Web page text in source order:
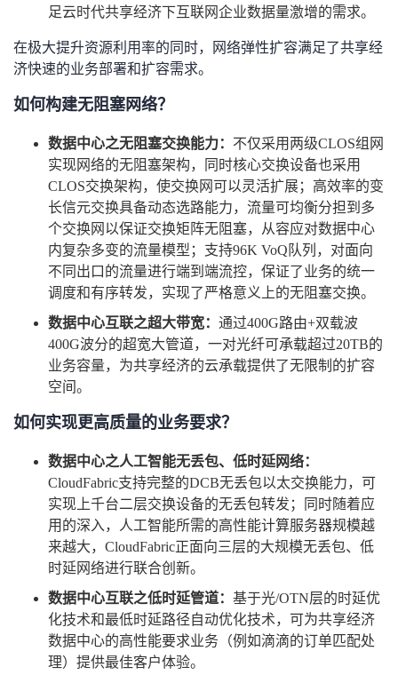
足云时代共享经济下互联网企业数据量激增的需求。
在极大提升资源利用率的同时，网络弹性扩容满足了共享经
济快速的业务部署和扩容需求。
如何构建无阻塞网络？
数据中心之无阻塞交换能力： 不仅采用两级CLOS组网
实现网络的无阻塞架构，同时核心交换设备也采用
CLOS交换架构，使交换网可以灵活扩展；高效率的变
长信元交换具备动态选路能力，流量可均衡分担到多
个交换网以保证交换矩阵无阻塞，从容应对数据中心
内复杂多变的流量模型；支持96K VoQ 队列，对面向
不同出口的流量进行端到端流控，保证了业务的统一
调度和有序转发，实现了严格意义上的无阻塞交换。
数据中心互联之超大带宽： 通过400G路由+双载波
400G波分的超宽大管道，一对光纤可承载超过20TB的
业务容量，为共享经济的云承载提供了无限制的扩容
空间。
如何实现更高质量的业务要求？
数据中心之人工智能无丢包、低时延网络：
CloudFabric支持完整的DCB无丢包以太交换能力，可
实现上千台二层交换设备的无丢包转发；同时随着应
用的深入，人工智能所需的高性能计算服务器规模越
来越大， CloudFabric正面向三层的大规模无丢包、低
时延网络进行联合创新。
数据中心互联之低时延管道： 基于光/OTN层的时延优
化技术和最低时延路径自动优化技术，可为共享经济
数据中心的高性能要求业务（例如滴滴的订单匹配处
理）提供最佳客户体验。